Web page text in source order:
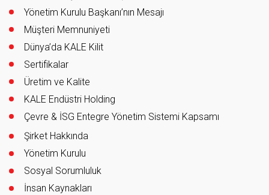
Yönetim Kurulu Başkanı’nın Mesajı
Müşteri Memnuniyeti
Dünya’da KALE Kilit
Sertifikalar
Üretim ve Kalite
KALE Endüstri Holding
Çevre & İSG Entegre Yönetim Sistemi Kapsamı
Şirket Hakkında
Yönetim Kurulu
Sosyal Sorumluluk
İnsan Kaynakları